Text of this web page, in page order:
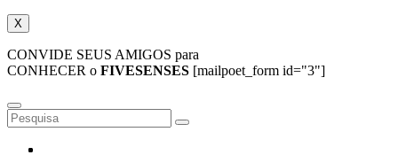
X
CONVIDE SEUS AMIGOS para
CONHECER o FIVESENSES [mailpoet_form id="3"]